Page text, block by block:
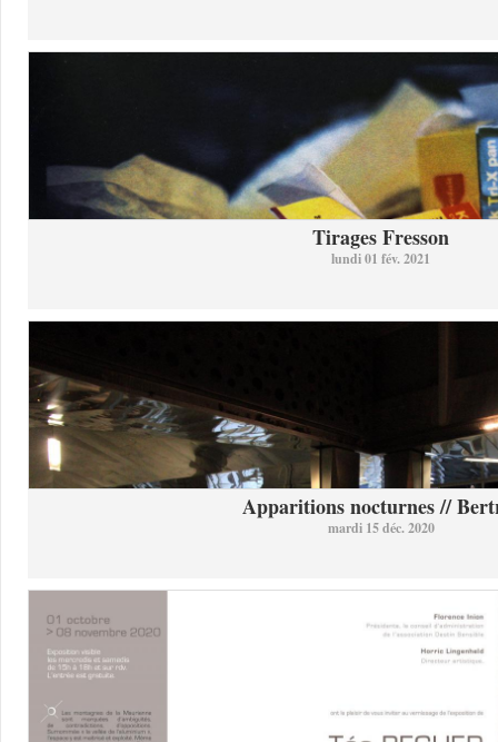
Tirages Fresson
lundi 01 fév. 2021
Apparitions nocturnes //
mardi 15 déc. 2020